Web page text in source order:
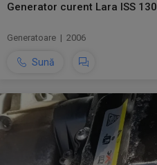
Generator curent Lara ISS 130
Generatoare | 2006
Sună